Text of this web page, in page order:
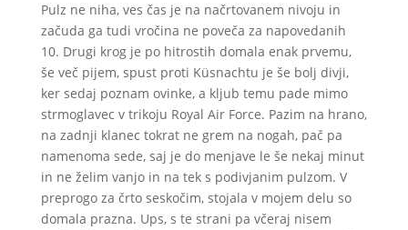
Pulz ne niha, ves čas je na načrtovanem nivoju in
začuda ga tudi vročina ne poveča za napovedanih
10. Drugi krog je po hitrostih domala enak prvemu,
še več pijem, spust proti Küsnachtu je še bolj divji,
ker sedaj poznam ovinke, a kljub temu pade mimo
strmoglavec v trikoju Royal Air Force. Pazim na hrano,
na zadnji klanec tokrat ne grem na nogah, pač pa
namenoma sede, saj je do menjave le še nekaj minut
in ne želim vanjo in na tek s podivjanim pulzom. V
preprogo za črto seskočim, stojala v mojem delu so
domala prazna. Ups, s te strani pa včeraj nisem